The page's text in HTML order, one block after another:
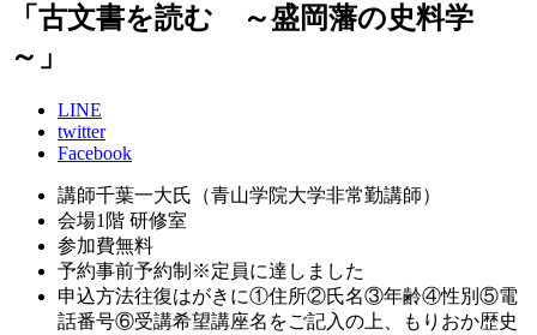
「古文書を読む ～盛岡藩の史料学
～」
LINE
twitter
Facebook
講師千葉一大氏（青山学院大学非常勤講師）
会場1階 研修室
参加費無料
予約事前予約制 ※定員に達しました
申込方法往復はがきに①住所②氏名③年齢④性別⑤電
話番号⑥受講希望講座名をご記入の上、もりおか歴史